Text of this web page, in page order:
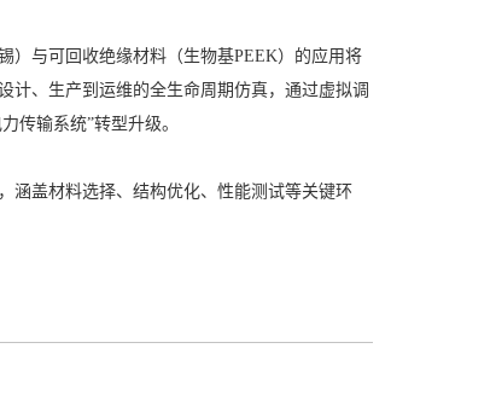
）与可回收绝缘材料（生物基PEEK）的应用将
计、生产到运维的全生命周期仿真，通过虚拟调
传输系统”转型升级。
涵盖材料选择、结构优化、性能测试等关键环